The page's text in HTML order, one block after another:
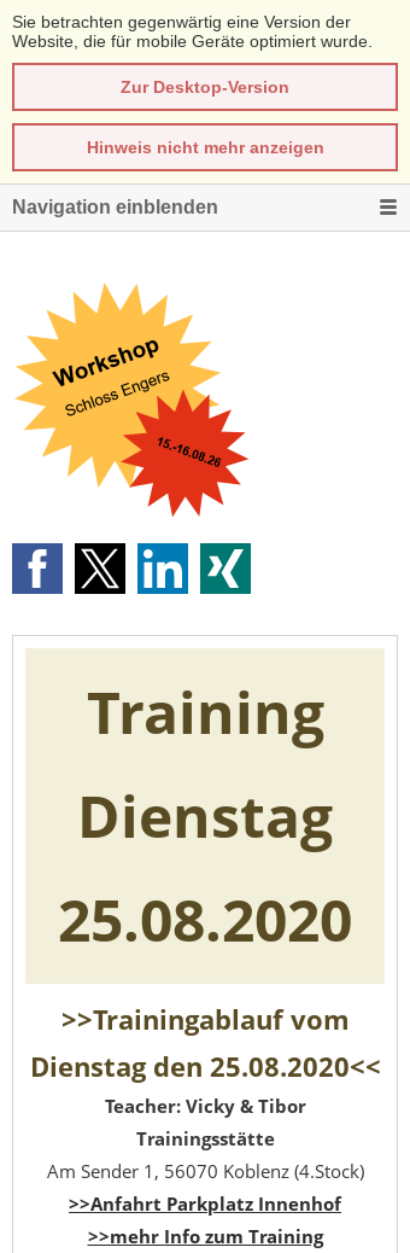
Sie betrachten gegenwärtig eine Version der
Website, die für mobile Geräte optimiert wurde.
Zur Desktop-Version
Hinweis nicht mehr anzeigen
Navigation einblenden
Training
Dienstag
25.08.2020
>>Trainingablauf vom
Dienstag den 25.08.2020<<
Teacher: Vicky & Tibor
Trainingsstätte
Am Sender 1, 56070 Koblenz (4.Stock)
>>Anfahrt Parkplatz Innenhof
>>mehr Info zum Training